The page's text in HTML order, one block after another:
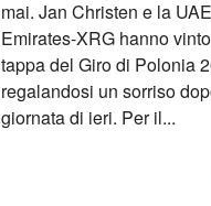
mai. Jan Christen e la
Emirates-XRG hanno
tappa del Giro di Polonia
regalandosi un sorriso
giornata di ieri. Per il...